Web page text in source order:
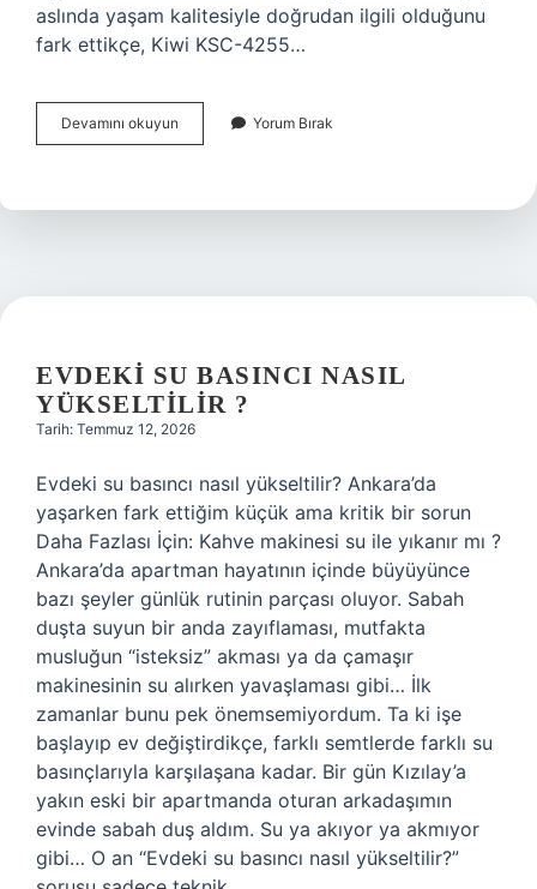
aslında yaşam kalitesiyle doğrudan ilgili olduğunu
fark ettikçe, Kiwi KSC-4255…
Devamını okuyun
Ksc-
temizleyicinin
Yorum Bırak
EVDEKI SU BASINCI NASIL
YÜKSELTILIR ?
Tarih: Temmuz 12, 2026
Evdeki su basıncı nasıl yükseltilir? Ankara’da
yaşarken fark ettiğim küçük ama kritik bir sorun
Daha Fazlası İçin: Kahve makinesi su ile yıkanır mı ?
Ankara’da apartman hayatının içinde büyüyünce
bazı şeyler günlük rutinin parçası oluyor. Sabah
duşta suyun bir anda zayıflaması, mutfakta
musluğun “isteksiz” akması ya da çamaşır
makinesinin su alırken yavaşlaması gibi… İlk
zamanlar bunu pek önemsemiyordum. Ta ki işe
başlayıp ev değiştirdikçe, farklı semtlerde farklı su
basınçlarıyla karşılaşana kadar. Bir gün Kızılay’a
yakın eski bir apartmanda oturan arkadaşımın
evinde sabah duş aldım. Su ya akıyor ya akmıyor
gibi… O an “Evdeki su basıncı nasıl yükseltilir?”